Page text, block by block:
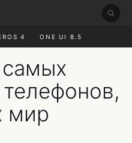
4 ONE UI 8.5
мир